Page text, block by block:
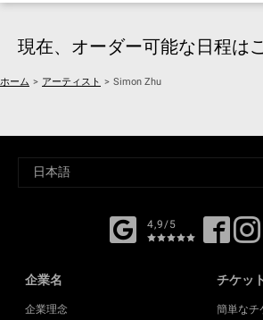
現在、オーダー可能な日程は
ホーム > アーティスト > Simon Zhu
4,9/5
企業名
企業理念
チケット
簡単なチ